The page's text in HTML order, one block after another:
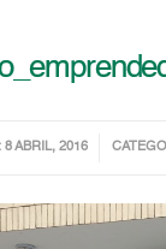
8 ABRIL, 2016